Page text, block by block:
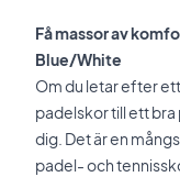
Få massor av
Blue/White
Om du letar efter
padelskor till ett
dig. Det är en
padel- och